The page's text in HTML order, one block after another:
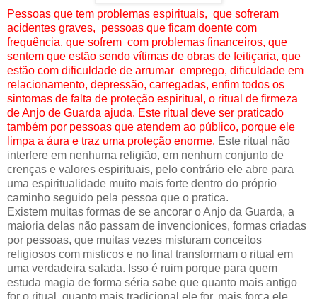
Pessoas que tem problemas espirituais, que sofreram
acidentes graves, pessoas que ficam doente com
frequência, que sofrem com problemas financeiros, que
sentem que estão sendo vítimas de obras de feitiçaria, que
estão com dificuldade de arrumar emprego, dificuldade em
relacionamento, depressão, carregadas, enfim todos os
sintomas de falta de proteção espiritual, o ritual de firmeza
de Anjo de Guarda ajuda. Este ritual deve ser praticado
também por pessoas que atendem ao público, porque ele
limpa a áura e traz uma proteção enorme. Este ritual não
interfere em nenhuma religião, em nenhum conjunto de
crenças e valores espirituais, pelo contrário ele abre para
uma espiritualidade muito mais forte dentro do próprio
caminho seguido pela pessoa que o pratica.
Existem muitas formas de se ancorar o Anjo da Guarda, a
maioria delas não passam de invencionices, formas criadas
por pessoas, que muitas vezes misturam conceitos
religiosos com misticos e no final transformam o ritual em
uma verdadeira salada. Isso é ruim porque para quem
estuda magia de forma séria sabe que quanto mais antigo
for o ritual, quanto mais tradicional ele for, mais força ele